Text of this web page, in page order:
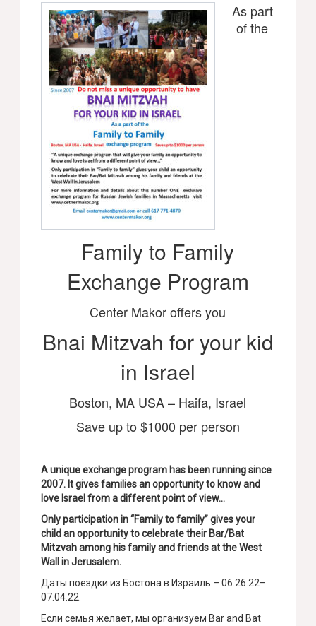
As part
of the
Family to Family
Exchange Program
Center Makor offers you
Bnai Mitzvah for your kid
in Israel
Boston, MA USA – Haifa, Israel
Save up to $1000 per person
A unique exchange program has been running since
2007. It gives families an opportunity to know and
love Israel from a different point of view…
Only participation in “Family to family” gives your
child an opportunity to celebrate their Bar/Bat
Mitzvah among his family and friends at the West
Wall in Jerusalem.
Даты поездки из Бостона в Израиль – 06.26.22–
07.04.22.
Если семья желает, мы организуем Bar and Bat